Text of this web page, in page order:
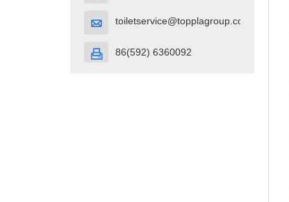
 toiletservice@topplagroup.com
 86(592) 6360092